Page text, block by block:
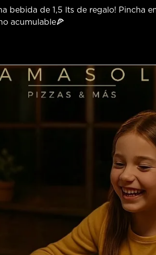
bebida de 1,5 lts de regalo! Pincha
acumulable🍕